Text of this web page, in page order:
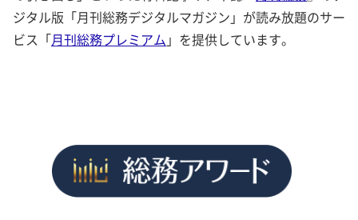
ジタル版「月刊総務デジタルマガジン」が読み放題のサー
ビス「月刊総務プレミアム 」を提供しています。